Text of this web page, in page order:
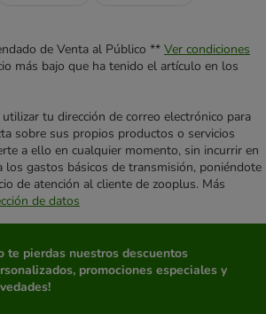
de Venta al Público ** Ver condiciones
más bajo que ha tenido el artículo en los
tu dirección de correo electrónico para
sobre sus propios productos o servicios
a ello en cualquier momento, sin incurrir en
los gastos básicos de transmisión, poniéndote
de atención al cliente de zooplus. Más
de datos
te pierdas nuestros descuentos
promociones especiales y